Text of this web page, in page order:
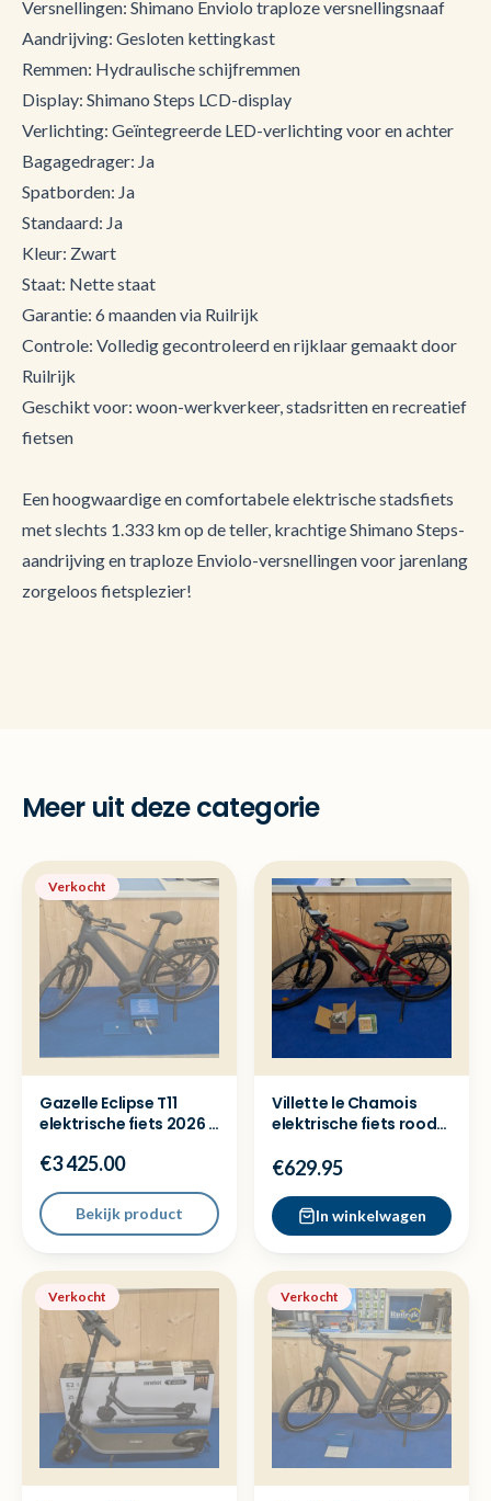
Versnellingen: Shimano Enviolo traploze versnellingsnaaf
Aandrijving: Gesloten kettingkast
Remmen: Hydraulische schijfremmen
Display: Shimano Steps LCD-display
Verlichting: Geïntegreerde LED-verlichting voor en achter
Bagagedrager: Ja
Spatborden: Ja
Standaard: Ja
Kleur: Zwart
Staat: Nette staat
Garantie: 6 maanden via Ruilrijk
Controle: Volledig gecontroleerd en rijklaar gemaakt door
Ruilrijk
Geschikt voor: woon-werkverkeer, stadsritten en recreatief
fietsen
Een hoogwaardige en comfortabele elektrische stadsfiets
met slechts 1.333 km op de teller, krachtige Shimano Steps-
aandrijving en traploze Enviolo-versnellingen voor jarenlang
zorgeloos fietsplezier!
Meer uit deze categorie
Verkocht
Gazelle Eclipse T11
elektrische fiets 2026 -
€3 425.00
Bekijk product
Villette le Chamois
elektrische fiets rood
€629.95
In winkelwagen
Verkocht Verkocht